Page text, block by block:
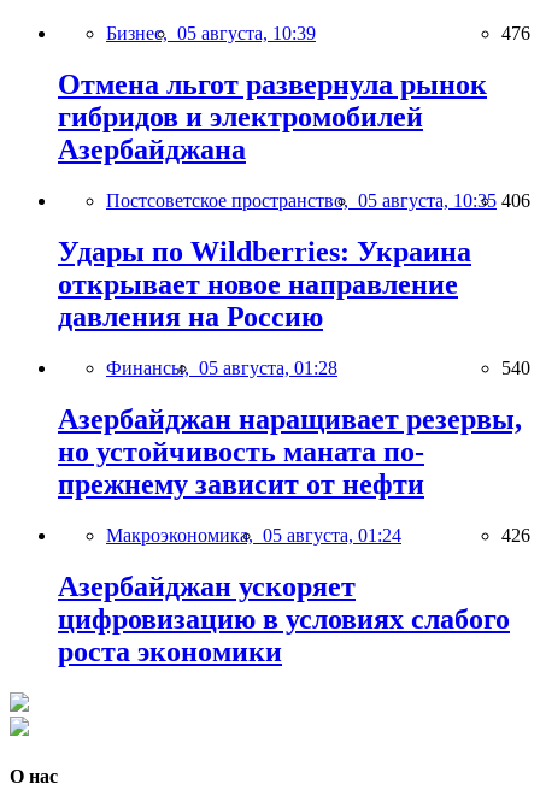
Бизнес, 05 августа, 10:39 476
Отмена льгот развернула рынок
гибридов и электромобилей
Азербайджана
Постсоветское пространство, 05 августа, 10:35 406
Удары по Wildberries: Украина
открывает новое направление
давления на Россию
Финансы, 05 августа, 01:28 540
Азербайджан наращивает резервы,
но устойчивость маната по-
прежнему зависит от нефти
Макроэкономика, 05 августа, 01:24 426
Азербайджан ускоряет
цифровизацию в условиях слабого
роста экономики
О нас